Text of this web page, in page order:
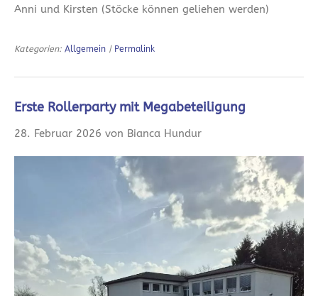
Anni und Kirsten (Stöcke können geliehen werden)
Kategorien: Allgemein | Permalink
Erste Rollerparty mit Megabeteiligung
28. Februar 2026 von Bianca Hundur